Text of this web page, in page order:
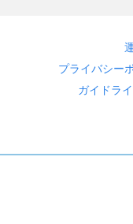
プライバシー
ガイドラ